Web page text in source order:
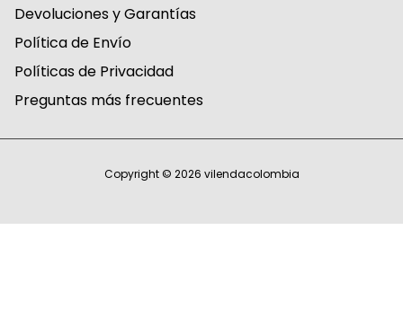
Devoluciones y Garantías
Política de Envío
Políticas de Privacidad
Preguntas más frecuentes
Copyright © 2026 vilendacolombia